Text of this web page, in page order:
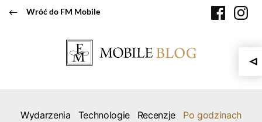
Wróć do FM Mobile facebook
Wydarzenia Technologie Recenzje Po godzinach